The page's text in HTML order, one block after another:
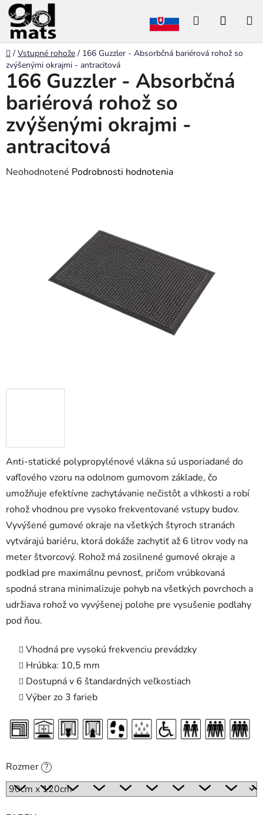
Prejsť
na
obsah
Hľadať
Domov
/ Vstupné rohože / 166 Guzzler - Absorbčná bariérová rohož so
zvýšenými okrajmi - antracitová
Anti-statické polypropylénové vlákna sú usporiadané do
vafľového vzoru na odolnom gumovom základe, čo
umožňuje efektívne zachytávanie nečistôt a vlhkosti a robí
rohož vhodnou pre vysoko frekventované vstupy budov.
Vyvýšené gumové okraje na všetkých štyroch stranách
vytvárajú bariéru, ktorá dokáže zachytiť až 6 litrov vody na
meter štvorcový. Rohož má zosilnené gumové okraje a
podklad pre maximálnu pevnosť, pričom vrúbkovaná
spodná strana minimalizuje pohyb na všetkých povrchoch a
udržiava rohož vo vyvýšenej polohe pre vysušenie podlahy
pod ňou.
Vhodná pre vysokú frekvenciu prevádzky
Hrúbka: 10,5 mm
Dostupná v 6 štandardných veľkostiach
Výber zo 3 farieb
Rozmer ?
166 Guzzler - Absorbčná
bariérová rohož so
zvýšenými okrajmi -
antracitová
Priemerné
hviezdičiek.
Neohodnotené Podrobnosti hodnotenia